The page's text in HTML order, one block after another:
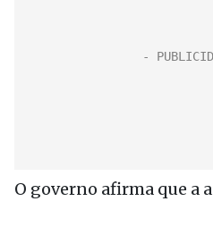
O governo afirma que a